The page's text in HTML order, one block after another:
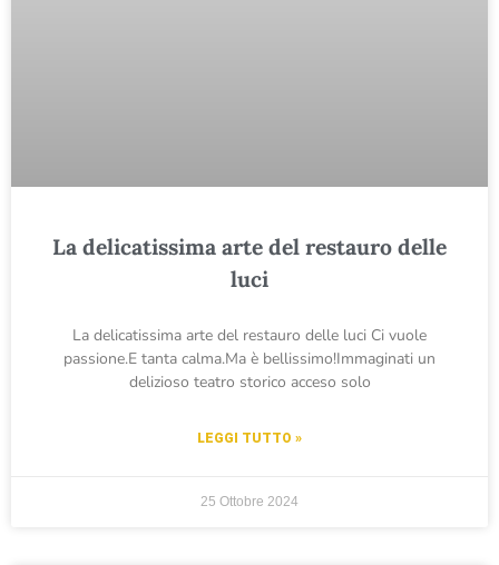
La delicatissima arte del restauro delle
luci
La delicatissima arte del restauro delle luci Ci vuole
passione.E tanta calma.Ma è bellissimo!Immaginati un
delizioso teatro storico acceso solo
LEGGI TUTTO »
25 Ottobre 2024